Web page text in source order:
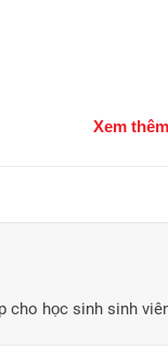
Xem thêm
cho học sinh sinh